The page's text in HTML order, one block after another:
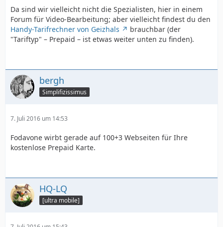
Da sind wir vielleicht nicht die Spezialisten, hier in einem
Forum für Video-Bearbeitung; aber vielleicht findest du den
Handy-Tarifrechner von Geizhals
brauchbar (der
"Tariftyp" – Prepaid – ist etwas weiter unten zu finden).
bergh
Simplifizissimus
7. Juli 2016 um 14:53
Fodavone wirbt gerade auf 100+3 Webseiten für Ihre
kostenlose Prepaid Karte.
HQ-LQ
[ultra mobile]